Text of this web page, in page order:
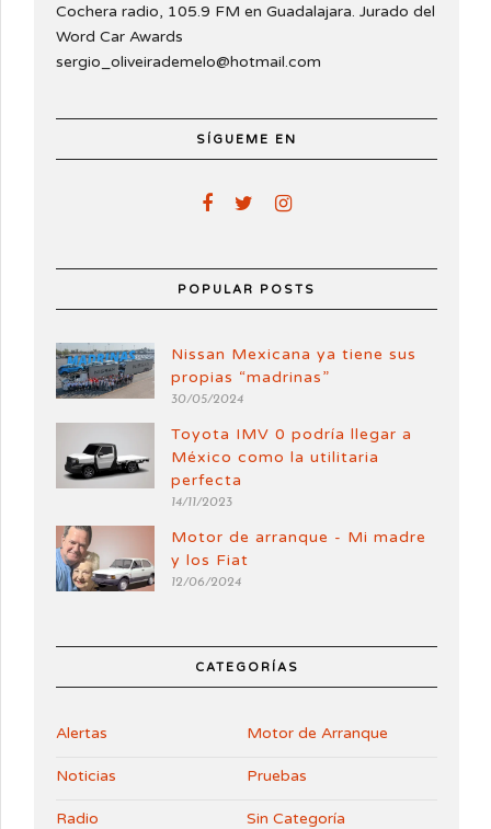
Cochera radio, 105.9 FM en Guadalajara. Jurado del
Word Car Awards
sergio_oliveirademelo@hotmail.com
SÍGUEME EN
POPULAR POSTS
Nissan Mexicana ya tiene sus
propias “madrinas”
30/05/2024
Toyota IMV 0 podría llegar a
México como la utilitaria
perfecta
14/11/2023
Motor de arranque - Mi madre
y los Fiat
12/06/2024
CATEGORÍAS
Alertas Motor de Arranque
Noticias Pruebas
Radio Sin Categoría